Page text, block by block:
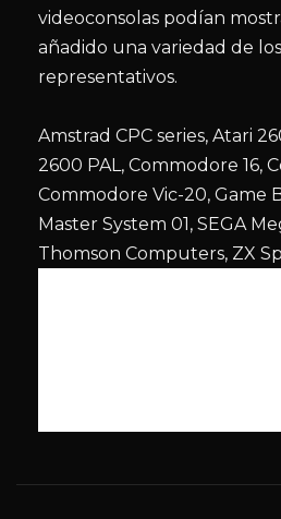
videoconsolas podían
añadido una variedad de
representativos.
Amstrad CPC series, Atari
2600 PAL, Commodore 16,
Commodore Vic-20, Game
Master System 01, SEGA
Thomson Computers, ZX